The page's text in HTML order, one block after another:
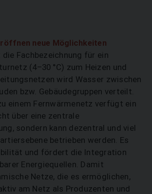
neue Möglichkeiten
Fachbezeichnung für ein
(4–30 °C) zum Heizen und
wird Wasser zwischen
bzw. Gebäudegruppen verteilt.
einem Fernwärmenetz verfügt ein
über eine zentrale
sondern kann dezentral und viel
betrieben werden. Es
und fördert die Integration
Energiequellen. Damit
Netze, die es ermöglichen,
am Netz als Produzenten und